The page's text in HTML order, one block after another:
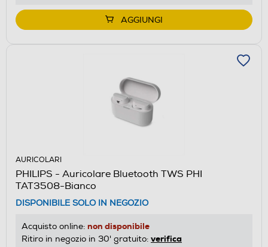
AGGIUNGI
AURICOLARI
PHILIPS - Auricolare Bluetooth TWS PHI
TAT3508-Bianco
DISPONIBILE SOLO IN NEGOZIO
Acquisto online: non disponibile
Ritiro in negozio in 30' gratuito: verifica